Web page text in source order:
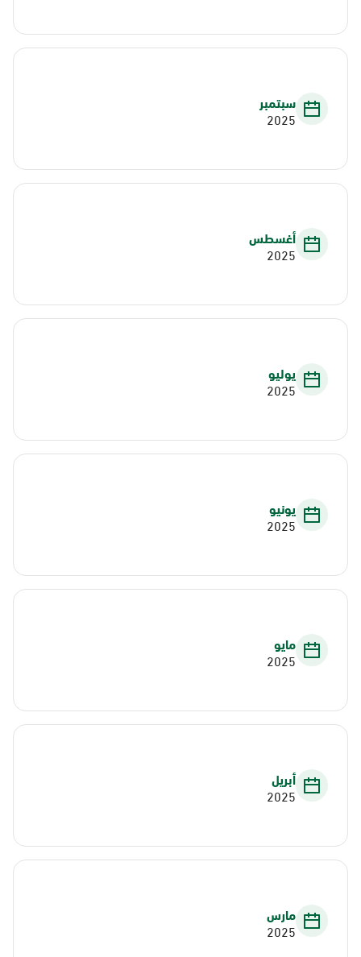
سبتمبر
2025
أغسطس
2025
يوليو
2025
يونيو
2025
مايو
2025
أبريل
2025
مارس
2025